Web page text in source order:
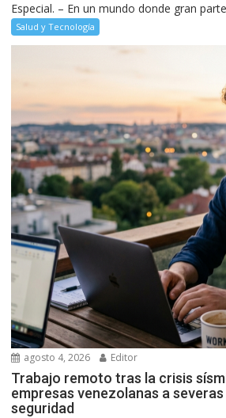
Especial. – En un mundo donde gran
Salud y Tecnología
agosto 4, 2026 Editor
Trabajo remoto tras la crisis
empresas venezolanas a
seguridad